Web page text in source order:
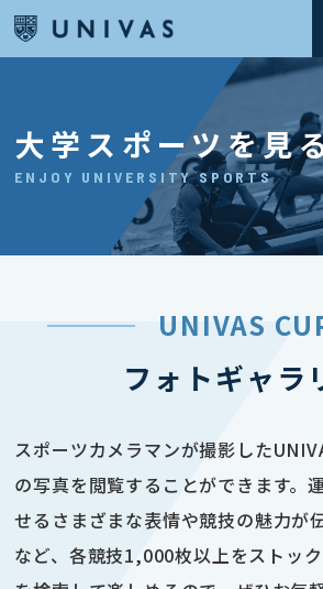
大学スポーツを見
ENJOY UNIVERSITY SPORTS
UNIVAS
フォトギャラ
スポーツカメラマンが撮影した
の写真を閲覧することができます。
せるさまざまな表情や競技の魅力が
など、各競技1,000枚以上をストッ